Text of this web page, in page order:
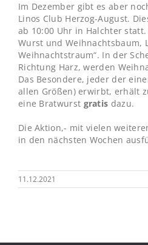
Im Dezember gibt es aber
Linos Club Herzog-August.
ab 10:00 Uhr in Halchter
Wurst und Weihnachtsbaum,
Weihnachtstraum“. In der
Richtung Harz, werden
Das Besondere, jeder der
allen Größen) erwirbt, erhält
eine Bratwurst gratis dazu.
Die Aktion,- mit vielen
in den nächsten Wochen
11.12.2021